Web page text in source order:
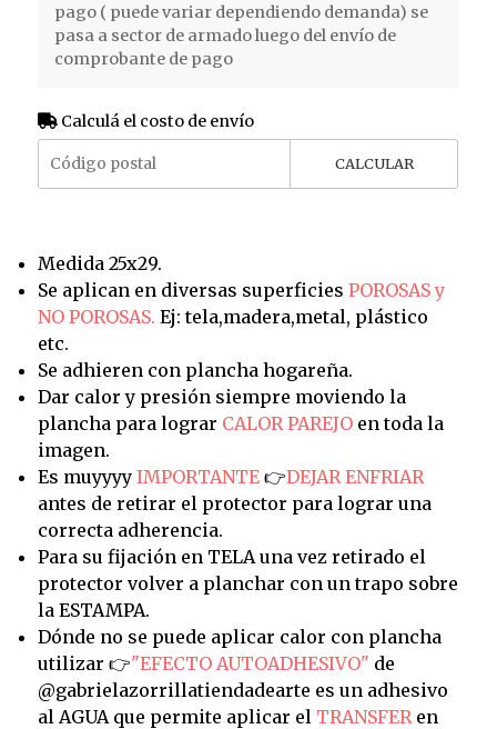
pago ( puede variar dependiendo demanda) se
pasa a sector de armado luego del envío de
comprobante de pago
Calculá el costo de envío
CALCULAR
Medida 25x29.
Se aplican en diversas superficies POROSAS y
NO POROSAS. Ej: tela,madera,metal, plástico
etc.
Se adhieren con plancha hogareña.
Dar calor y presión siempre moviendo la
plancha para lograr CALOR PAREJOen toda la
imagen.
Es muyyyy IMPORTANTE👉DEJAR ENFRIAR
antes de retirar el protector para lograr una
correcta adherencia.
Para su fijación en TELA una vez retirado el
protector volver a planchar con un trapo sobre
la ESTAMPA.
Dónde no se puede aplicar calor con plancha
utilizar 👉"EFECTO AUTOADHESIVO" de
@gabrielazorrillatiendadearte es un adhesivo
al AGUA que permite aplicar el TRANSFERen